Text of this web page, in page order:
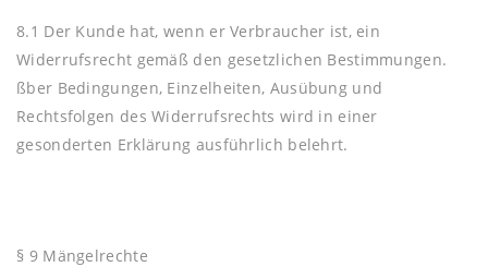
8.1 Der Kunde hat, wenn er Verbraucher ist, ein
Widerrufsrecht gemäß den gesetzlichen Bestimmungen.
ßber Bedingungen, Einzelheiten, Ausübung und
Rechtsfolgen des Widerrufsrechts wird in einer
gesonderten Erklärung ausführlich belehrt.
§ 9 Mängelrechte